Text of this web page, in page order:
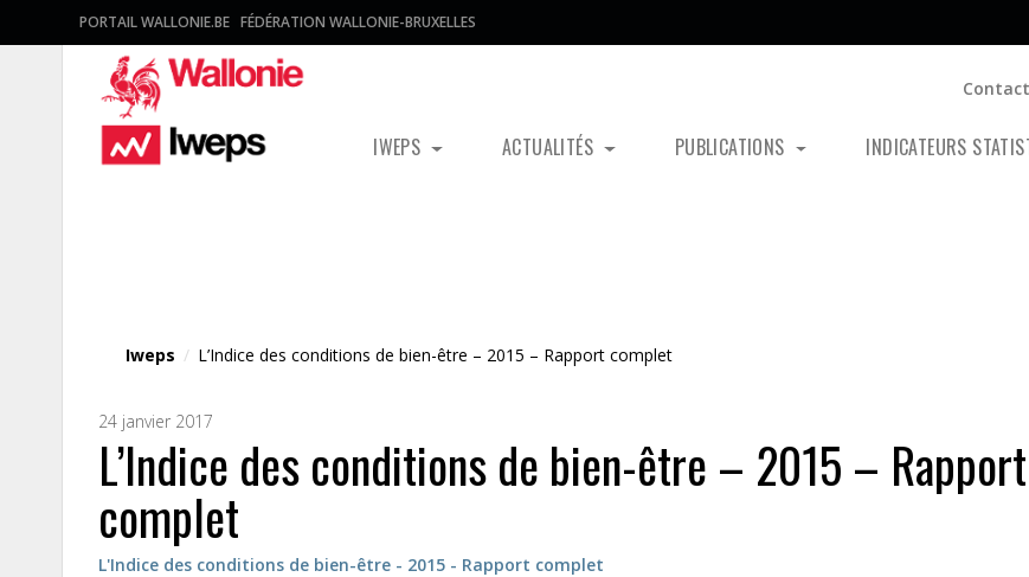
PORTAIL WALLONIE.BE FÉDÉRATION WALLONIE-BRUXELLES
IWEPS ACTUALITÉS PUBLICATIONS INDICATEURS
Iweps / L’Indice des conditions de bien-être – 2015 – Rapport complet
24 janvier 2017
L’Indice des conditions de bien-être – 2015 – Rapport
complet
L'Indice des conditions de bien-être - 2015 - Rapport complet